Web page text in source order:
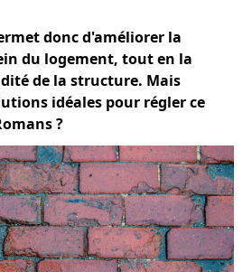
donc d'améliorer la
du logement, tout en la
de la structure. Mais
idéales pour régler ce
?